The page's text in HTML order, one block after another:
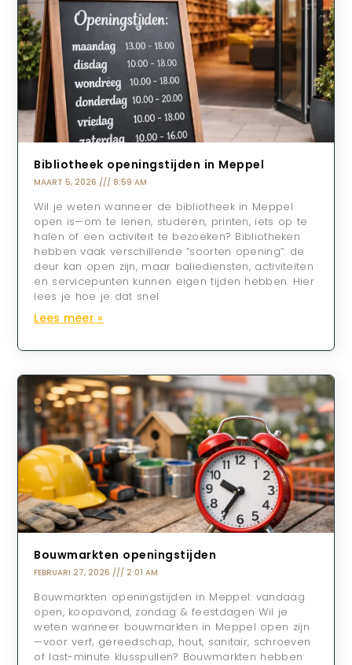
Bibliotheek openingstijden in Meppel
MAART 5, 2026 8:59 AM
Wil je weten wanneer de bibliotheek in Meppel
open is—om te lenen, studeren, printen, iets op te
halen of een activiteit te bezoeken? Bibliotheken
hebben vaak verschillende “soorten opening”: de
deur kan open zijn, maar baliediensten, activiteiten
en servicepunten kunnen eigen tijden hebben. Hier
lees je hoe je dat snel
Lees meer »
Bouwmarkten openingstijden
FEBRUARI 27, 2026 2:01 AM
Bouwmarkten openingstijden in Meppel: vandaag
open, koopavond, zondag & feestdagen Wil je
weten wanneer bouwmarkten in Meppel open zijn
—voor verf, gereedschap, hout, sanitair, schroeven
of last-minute klusspullen? Bouwmarkten hebben